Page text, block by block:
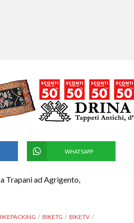
WHATSAPP
Trapani ad Agrigento,
BIKETG
BIKETV